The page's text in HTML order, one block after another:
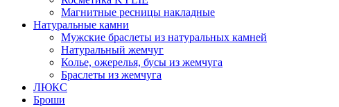
Магнитные ресницы накладные
Натуральные камни
Мужские браслеты из натуральных камней
Натуральный жемчуг
Колье, ожерелья, бусы из жемчуга
Браслеты из жемчуга
ЛЮКС
Броши